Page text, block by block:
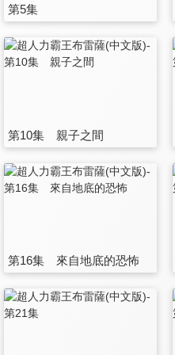
第5集
第10集 親子之間
第16集 來自地底的恐怖